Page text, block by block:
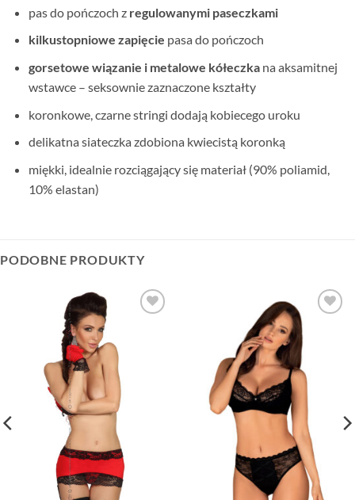
pas do pończoch z regulowanymi paseczkami
kilkustopniowe zapięcie pasa do pończoch
gorsetowe wiązanie i metalowe kółeczkana aksamitnej
wstawce – seksownie zaznaczone kształty
koronkowe, czarne stringi dodają kobiecego uroku
delikatna siateczka zdobiona kwiecistą koronką
miękki, idealnie rozciągający się materiał (90% poliamid,
10% elastan)
PODOBNE PRODUKTY